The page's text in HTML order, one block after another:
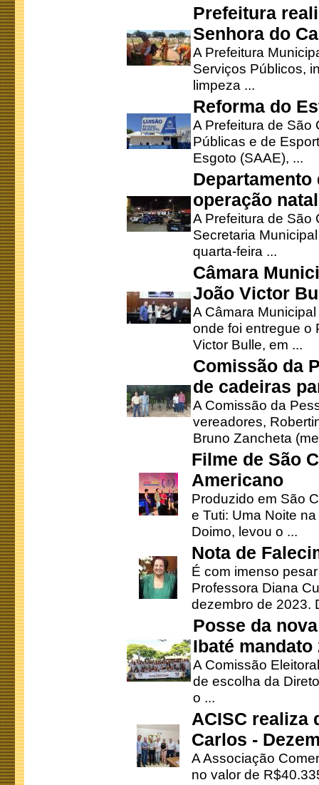
Prefeitura
Senhora do
A Prefeitura
Serviços Públicos,
limpeza ...
Reforma do
A Prefeitura de São
Públicas e de
Esgoto (SAAE), ...
operação
A Prefeitura de São
Secretaria
quarta-feira ...
Câmara
João Victor
A Câmara
onde foi entregue o
Victor Bulle, em ...
Comissão da
de cadeiras
A Comissão da
vereadores,
Bruno Zancheta
Filme de São
Americano
Produzido em São
e Tuti: Uma Noite
Doimo, levou o ...
Nota de
É com imenso
Professora Diana
dezembro de 2023.
Posse da
Ibaté mandato
A Comissão
de escolha da
o ...
ACISC realiza
Carlos -
A Associação
no valor de